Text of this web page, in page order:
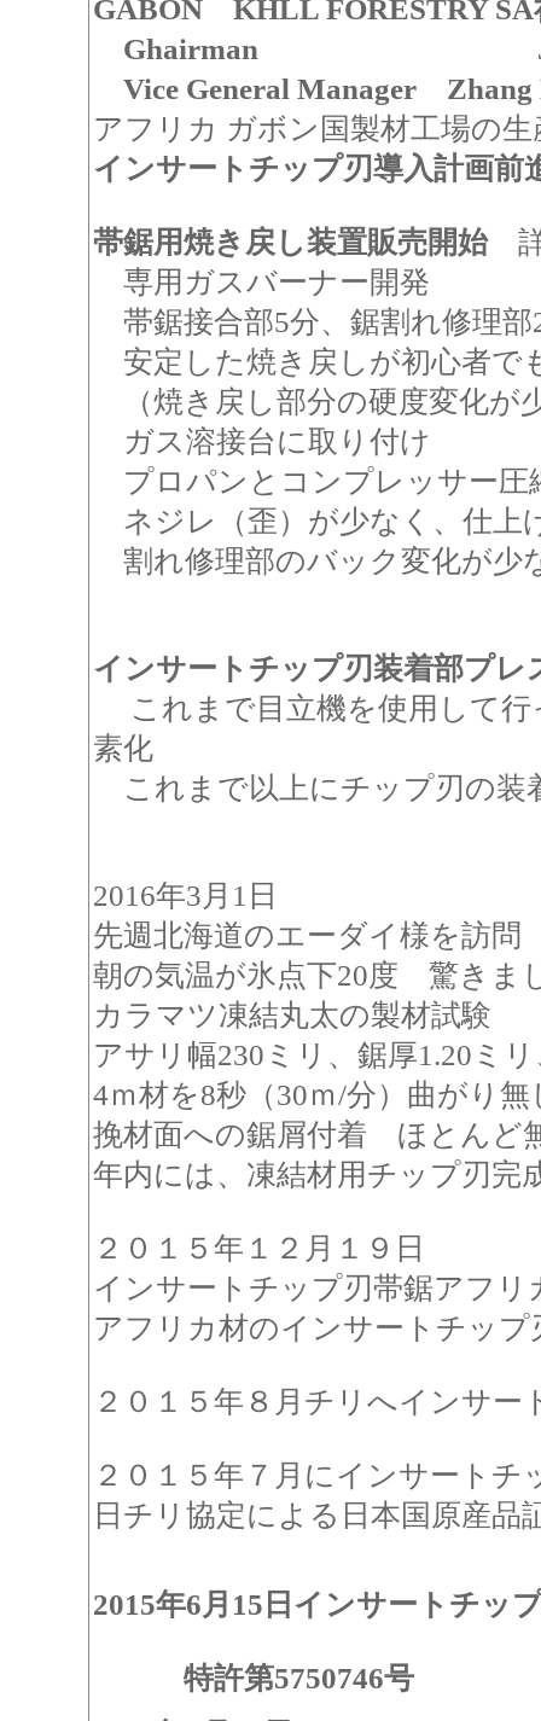
GABON KHLL FORESTRY SA
Ghairman Jin
Vice General Manager
アフリカ ガボン国製材工場の
インサートチップ刃導入計画前
帯鋸用焼き戻し装置販売開始
専用ガスバーナー開発
帯鋸接合部5分、 鋸割れ修理部
安定した焼き戻しが初心者で
（焼き戻し部分の硬度変化が
ガス溶接台に取り付け
プロパンとコンプレッサー圧
ネジレ（歪）が少なく、仕上
割れ修理部のバック変化が少
インサートチップ刃装着部プレ
これまで目立機を使用して行
素化
これまで以上にチップ刃の装
2016年3月1日
先週北海道のエーダイ様を訪問
朝の気温が氷点下20度 驚きま
カラマツ凍結丸太の製材試験
アサリ幅230ミリ、鋸厚1.20ミ
4ｍ材を8秒（30ｍ/分）曲がり無
挽材面への鋸屑付着 ほとんど
年内には、凍結材用チップ刃完
２０１５年１２月１９日
インサートチップ刃帯鋸アフリ
アフリカ材のインサートチップ
２０１５年８月チリへインサー
２０１５年７月にインサートチ
日チリ協定による日本国原産品
2015年6月15日 インサートチッ
特許第5750746号